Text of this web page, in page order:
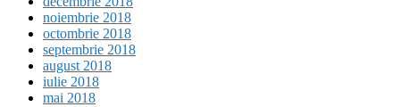
noiembrie 2018
octombrie 2018
septembrie 2018
august 2018
iulie 2018
mai 2018